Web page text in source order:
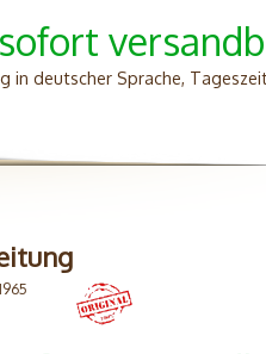
in deutscher Sprache,